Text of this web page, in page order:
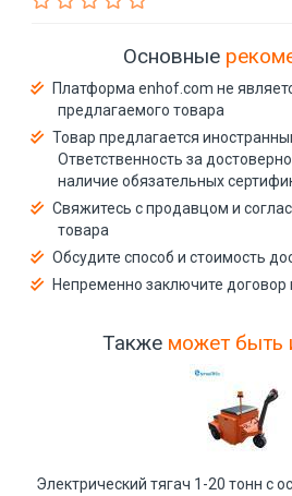
Основные
Платформа enhof.com не
предлагаемого товара
Товар предлагается
Ответственность за
наличие обязательных
Свяжитесь с продавцом и
товара
Обсудите способ и стоимость
Непременно заключите договор
Также может быть
Электрический тягач 1-20 тонн с